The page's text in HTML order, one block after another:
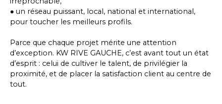
● un réseau puissant, local, national et international,
pour toucher les meilleurs profils.
Parce que chaque projet mérite une attention
d’exception. KW RIVE GAUCHE, c’est avant tout un état
d’esprit : celui de cultiver le talent, de privilégier la
proximité, et de placer la satisfaction client au centre de
tout.